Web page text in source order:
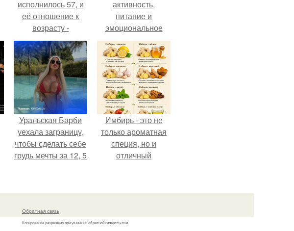
исполнилось 57, и
её отношение к
возрасту -
настоящий
манифест
уверенности: "не
говорите, что я
отлично выгляжу
для 57.
активность,
питание и
эмоциональное
состояние!
Уральская Барби
уехала заграницу,
чтобы сделать себе
грудь мечты за 12, 5
Имбирь - это не
только ароматная
специя, но и
отличный
и блюд.
Обратная связь
Копирование разрешено при указании обратной гиперссылки.